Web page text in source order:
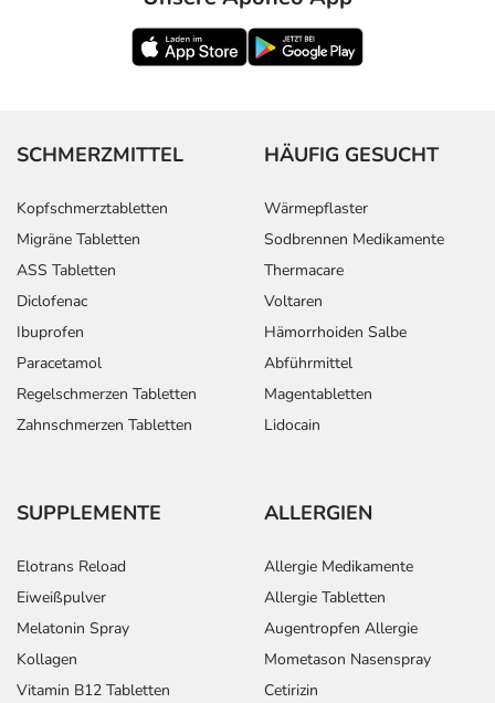
SCHMERZMITTEL
Kopfschmerztabletten
Migräne Tabletten
ASS Tabletten
Diclofenac
Ibuprofen
Paracetamol
Regelschmerzen Tabletten
Zahnschmerzen Tabletten
HÄUFIG GESUCHT
Wärmepflaster
Sodbrennen Medikamente
Thermacare
Voltaren
Hämorrhoiden Salbe
Abführmittel
Magentabletten
Lidocain
SUPPLEMENTE
Elotrans Reload
Eiweißpulver
Melatonin Spray
Kollagen
Vitamin B12 Tabletten
ALLERGIEN
Allergie Medikamente
Allergie Tabletten
Augentropfen Allergie
Mometason Nasenspray
Cetirizin